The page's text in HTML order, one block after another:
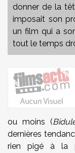
donner de la
imposait son
un film qui a
tout le temps
ou moins (
dernières
rien pigé à la